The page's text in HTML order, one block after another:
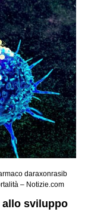
daraxonrasib
– Notizie.com
sviluppo